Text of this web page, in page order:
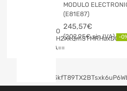
MODULO
(E81E87)
245,57€
202,95€ -